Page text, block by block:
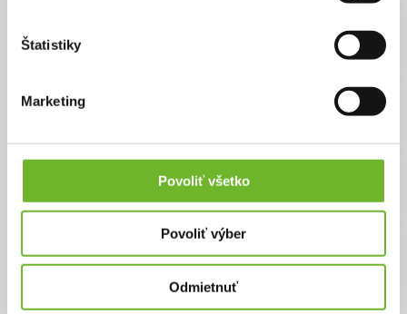
Štatistiky
Marketing
Povoliť všetko
Povoliť výber
Odmietnuť
Pomôžme Dankovi
Danko je veselé, takmer 2,5 ročné dieťa, s
diagnózou detská mozgová obrna (DMO), ktoré
má šancu na plnohodnotný život.
Chcem vedieť viac